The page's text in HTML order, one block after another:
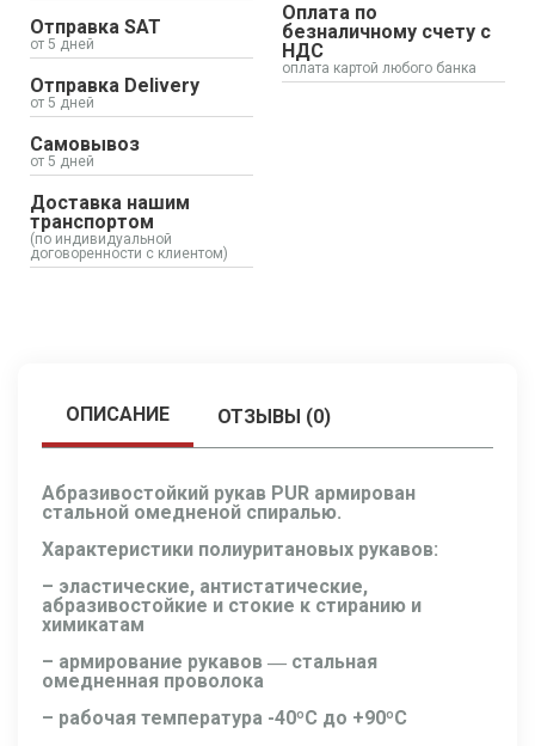
Отправка SAT
от 5 дней
Отправка Delivery
от 5 дней
Самовывоз
от 5 дней
Доставка нашим
транспортом
(по индивидуальной
договоренности с клиентом)
Оплата по
безналичному счету с
НДС
оплата картой любого банка
ОПИСАНИЕ ОТЗЫВЫ (0)
Абразивостойкий рукав PUR армирован
стальной омедненой спиралью.
Характеристики полиуритановых рукавов:
– эластические, антистатические,
абразивостойкие и стокие к стиранию и
химикатам
– армирование рукавов ― стальная
омедненная проволока
– рабочая температура -40ºС до +90ºС